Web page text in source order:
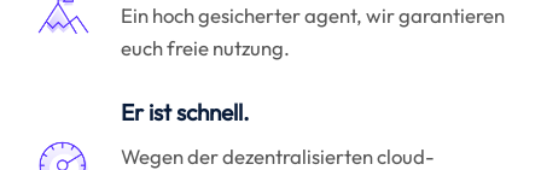
Ein hoch gesicherter agent, wir garantieren
euch freie nutzung.
Er ist schnell.
Wegen der dezentralisierten cloud-